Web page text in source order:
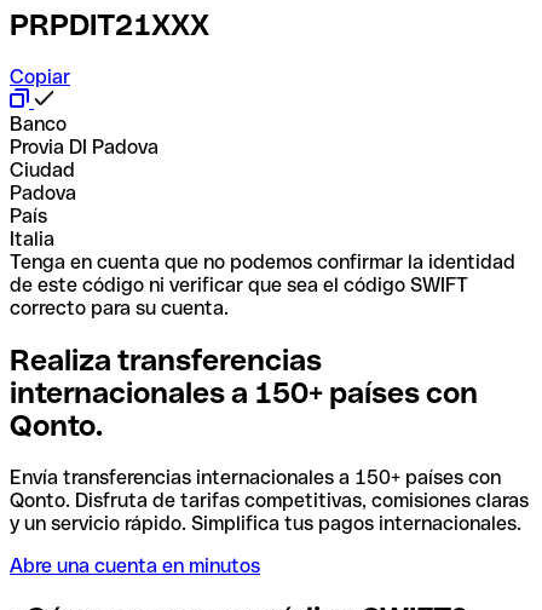
PRPDIT21XXX
Copiar
Banco
Provia DI Padova
Ciudad
Padova
País
Italia
Tenga en cuenta que no podemos confirmar la identidad
de este código ni verificar que sea el código SWIFT
correcto para su cuenta.
Realiza transferencias
internacionales a 150+ países con
Qonto.
Envía transferencias internacionales a 150+ países con
Qonto. Disfruta de tarifas competitivas, comisiones claras
y un servicio rápido. Simplifica tus pagos internacionales.
Abre una cuenta en minutos